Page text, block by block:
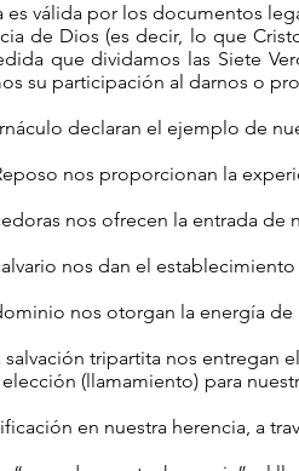
es válida por los documentos
de Dios (es decir, lo que
que dividamos las Siete
su participación al darnos o
declaran el ejemplo de
nos proporcionan la
nos ofrecen la entrada de
nos dan el
nos otorgan la energía de
salvación tripartita nos entregan
(llamamiento) para
en nuestra herencia, a